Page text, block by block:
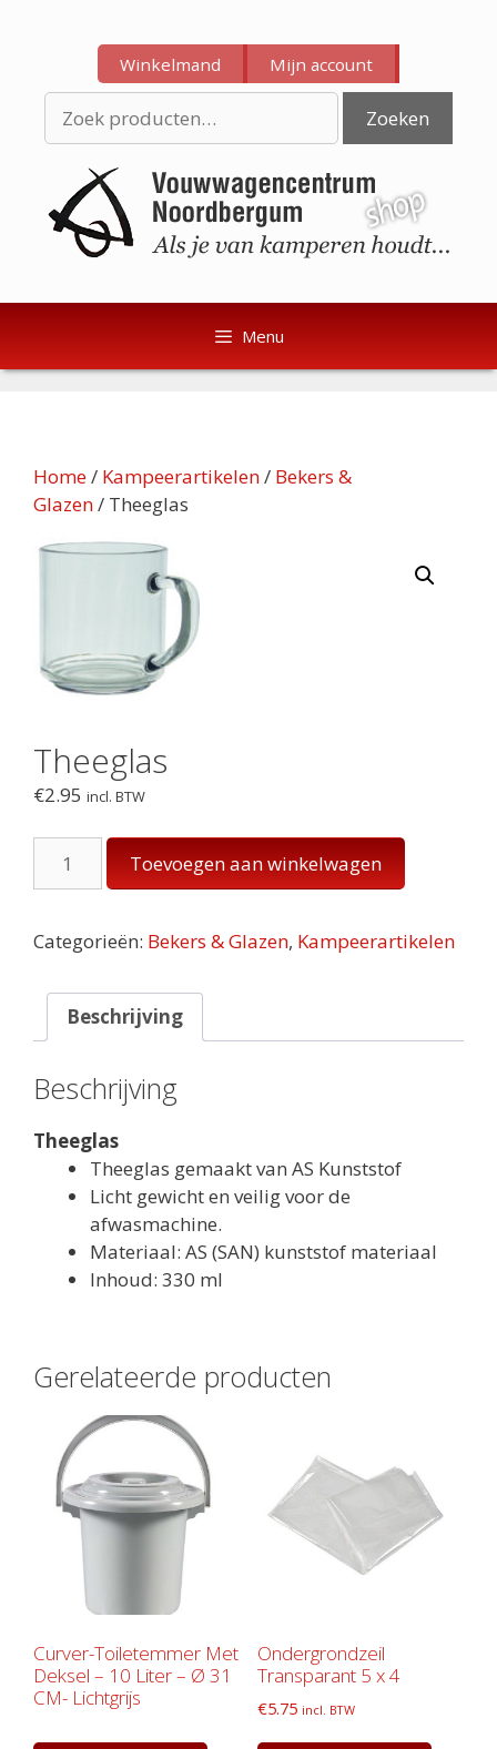
inhoud
inhoud
Winkelmand Mijn account
naar:
Zoeken
Menu
Home/ Kampeerartikelen/ Bekers &
Glazen/ Theeglas
Theeglas
€2.95 incl. BTW
Theeglas
aantal
Toevoegen aan winkelwagen
Categorieën: Bekers & Glazen, Kampeerartikelen
Beschrijving
Beschrijving
Theeglas
Theeglas gemaakt van AS Kunststof
Licht gewicht en veilig voor de
afwasmachine.
Materiaal: AS (SAN) kunststof materiaal
Inhoud: 330 ml
Gerelateerde producten
Curver-Toiletemmer Met
Deksel – 10 Liter – Ø 31
CM- Lichtgrijs
Ondergrondzeil
Transparant 5 x 4
€5.75 incl. BTW